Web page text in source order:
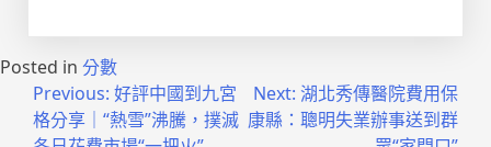
Posted in 分數
Previous: 好評中國到九宮
格分享｜“熱雪”沸騰，撲滅
Next: 湖北秀傳醫院費用保
康縣：聰明失業辦事送到群